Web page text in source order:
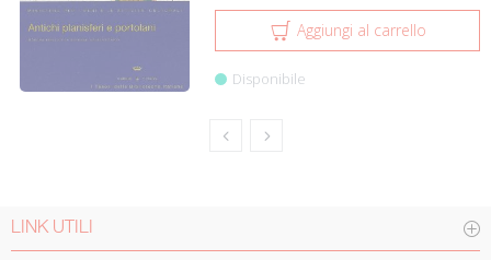
Aggiungi al carrello
Disponibile
LINK UTILI